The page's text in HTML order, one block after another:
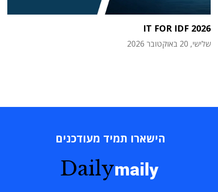
IT FOR IDF 2026
שלישי, 20 באוקטובר 2026
הישארו תמיד מעודכנים
Dailymaily